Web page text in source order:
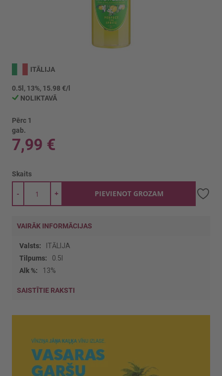
galerijas
sākumu
ITĀLIJA
0.5l, 13%, 15.98 €/l
NOLIKTAVĀ
Pērc 1
gab.
7,99 €
Skaits
+
- PIEVIENOT GROZAM
VAIRĀK INFORMĀCIJAS
Vairāk
informācijas
ITĀLIJA
0.5l
13%
SAISTĪTIE RAKSTI